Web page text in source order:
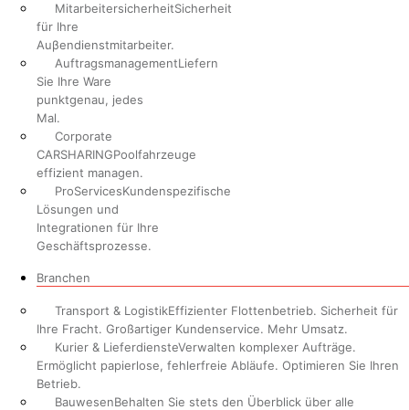
MitarbeitersicherheitSicherheit
für Ihre
Auβendienstmitarbeiter.
AuftragsmanagementLiefern
Sie Ihre Ware
punktgenau, jedes
Mal.
Corporate
CARSHARINGPoolfahrzeuge
effizient managen.
ProServicesKundenspezifische
Lösungen und
Integrationen für Ihre
Geschäftsprozesse.
Branchen
Transport & LogistikEffizienter Flottenbetrieb. Sicherheit für
Ihre Fracht. Großartiger Kundenservice. Mehr Umsatz.
Kurier & LieferdiensteVerwalten komplexer Aufträge.
Ermöglicht papierlose, fehlerfreie Abläufe. Optimieren Sie Ihren
Betrieb.
BauwesenBehalten Sie stets den Überblick über alle